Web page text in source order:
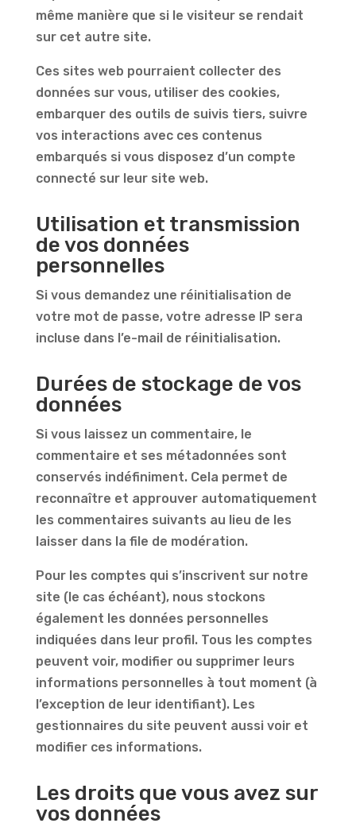
même manière que si le visiteur se rendait
sur cet autre site.
Ces sites web pourraient collecter des
données sur vous, utiliser des cookies,
embarquer des outils de suivis tiers, suivre
vos interactions avec ces contenus
embarqués si vous disposez d’un compte
connecté sur leur site web.
Utilisation et transmission
de vos données
personnelles
Si vous demandez une réinitialisation de
votre mot de passe, votre adresse IP sera
incluse dans l’e-mail de réinitialisation.
Durées de stockage de vos
données
Si vous laissez un commentaire, le
commentaire et ses métadonnées sont
conservés indéfiniment. Cela permet de
reconnaître et approuver automatiquement
les commentaires suivants au lieu de les
laisser dans la file de modération.
Pour les comptes qui s’inscrivent sur notre
site (le cas échéant), nous stockons
également les données personnelles
indiquées dans leur profil. Tous les comptes
peuvent voir, modifier ou supprimer leurs
informations personnelles à tout moment (à
l’exception de leur identifiant). Les
gestionnaires du site peuvent aussi voir et
modifier ces informations.
Les droits que vous avez sur
vos données